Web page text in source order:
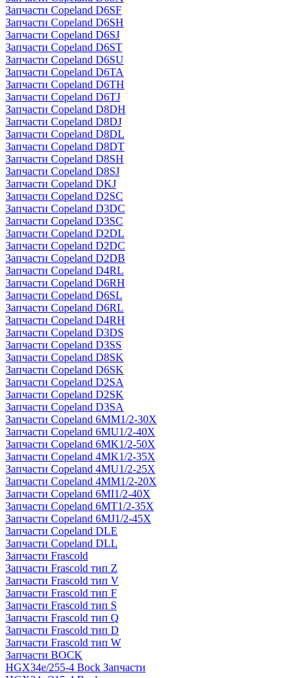
Запчасти Copeland D6SF
Запчасти Copeland D6SH
Запчасти Copeland D6SJ
Запчасти Copeland D6ST
Запчасти Copeland D6SU
Запчасти Copeland D6TA
Запчасти Copeland D6TH
Запчасти Copeland D6TJ
Запчасти Copeland D8DH
Запчасти Copeland D8DJ
Запчасти Copeland D8DL
Запчасти Copeland D8DT
Запчасти Copeland D8SH
Запчасти Copeland D8SJ
Запчасти Copeland DKJ
Запчасти Copeland D2SC
Запчасти Copeland D3DC
Запчасти Copeland D3SC
Запчасти Copeland D2DL
Запчасти Copeland D2DC
Запчасти Copeland D2DB
Запчасти Copeland D4RL
Запчасти Copeland D6RH
Запчасти Copeland D6SL
Запчасти Copeland D6RL
Запчасти Copeland D4RH
Запчасти Copeland D3DS
Запчасти Copeland D3SS
Запчасти Copeland D8SK
Запчасти Copeland D6SK
Запчасти Copeland D2SA
Запчасти Copeland D2SK
Запчасти Copeland D3SA
Запчасти Copeland 6MM1/2-30X
Запчасти Copeland 6MU1/2-40X
Запчасти Copeland 6MK1/2-50X
Запчасти Copeland 4MK1/2-35X
Запчасти Copeland 4MU1/2-25X
Запчасти Copeland 4MM1/2-20X
Запчасти Copeland 6MI1/2-40X
Запчасти Copeland 6MT1/2-35X
Запчасти Copeland 6MJ1/2-45X
Запчасти Copeland DLE
Запчасти Copeland DLL
Запчасти Frascold
Запчасти Frascold тип Z
Запчасти Frascold тип V
Запчасти Frascold тип F
Запчасти Frascold тип S
Запчасти Frascold тип Q
Запчасти Frascold тип D
Запчасти Frascold тип W
Запчасти BOCK
HGX34e/255-4 Bock Запчасти